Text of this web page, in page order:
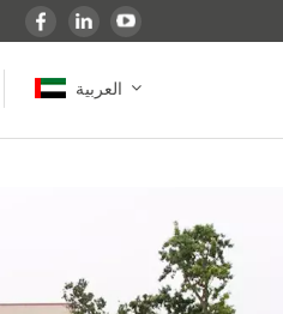
العربية
français